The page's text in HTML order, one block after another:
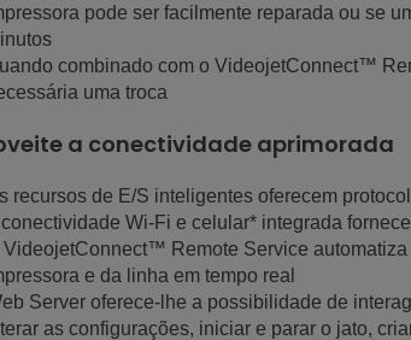
pode ser facilmente reparada ou se
combinado com o VideojetConnect™
uma troca
a conectividade aprimorada
recursos de E/S inteligentes oferecem
Wi-Fi e celular* integrada
VideojetConnect™ Remote Service
e da linha em tempo real
Server oferece-lhe a possibilidade de
as configurações, iniciar e parar o jato,